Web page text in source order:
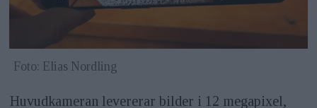
Foto: Elias Nordling
Huvudkameran levererar bilder i 12 megapixel,